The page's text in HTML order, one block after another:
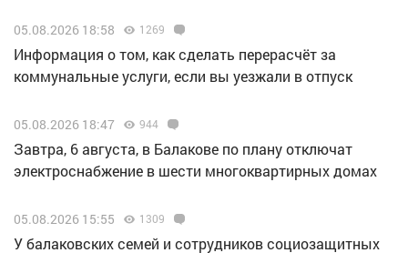
05.08.2026 18:58 1269
Информация о том, как сделать перерасчёт за
коммунальные услуги, если вы уезжали в отпуск
05.08.2026 18:47 944
Завтра, 6 августа, в Балакове по плану отключат
электроснабжение в шести многоквартирных домах
05.08.2026 15:55 1309
У балаковских семей и сотрудников социозащитных